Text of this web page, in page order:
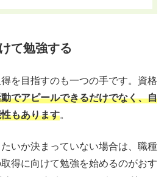
て勉強する
を目指すのも一つの手です。資格
でアピールできるだけでなく、自
もあります。
いか決まっていない場合は、職種
得に向けて勉強を始めるのがおす